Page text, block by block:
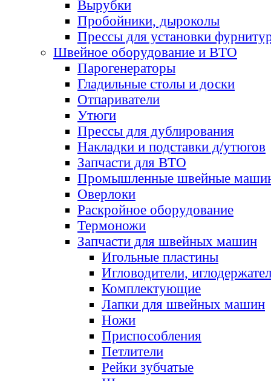
Вырубки
Пробойники, дыроколы
Прессы для установки
Швейное оборудование и ВТО
Парогенераторы
Гладильные столы и доски
Отпариватели
Утюги
Прессы для дублирования
Накладки и подставки д/утюгов
Запчасти для ВТО
Промышленные швейные
Оверлоки
Раскройное оборудование
Термоножи
Запчасти для швейных машин
Игольные пластины
Игловодители,
Комплектующие
Лапки для швейных машин
Ножи
Приспособления
Петлители
Рейки зубчатые